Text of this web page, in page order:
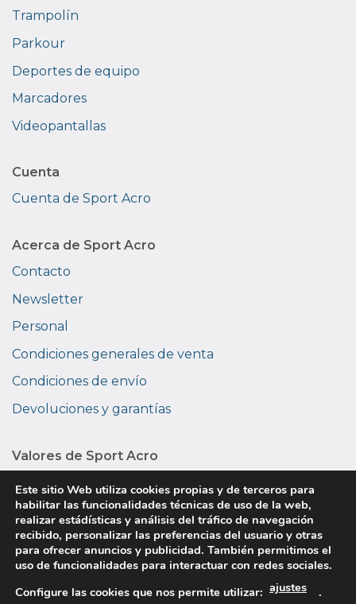
Trampolín
Parkour
Deportes de equipo
Marcadores
Videopantallas
Cuenta
Cuenta de Sport Acro
Acerca de Sport Acro
Contacto
Newsletter
Personal
Condiciones generales de venta
Condiciones de envío
Devoluciones y garantías
Valores de Sport Acro
Privacidad
Sobre nosotros
Copyright © 2026 Sport Acro. Todos los derechos
Este sitio Web utiliza cookies propias y de terceros para
habilitar las funcionalidades técnicas de uso de la web,
realizar estádísticas y análisis del tráfico de navegación
recibido, personalizar las preferencias del usuario y otras
para ofrecer anuncios y publicidad. También permitimos el
uso de funcionalidades para interactuar con redes sociales.
Configure las cookies que nos permite utilizar: ajustes .